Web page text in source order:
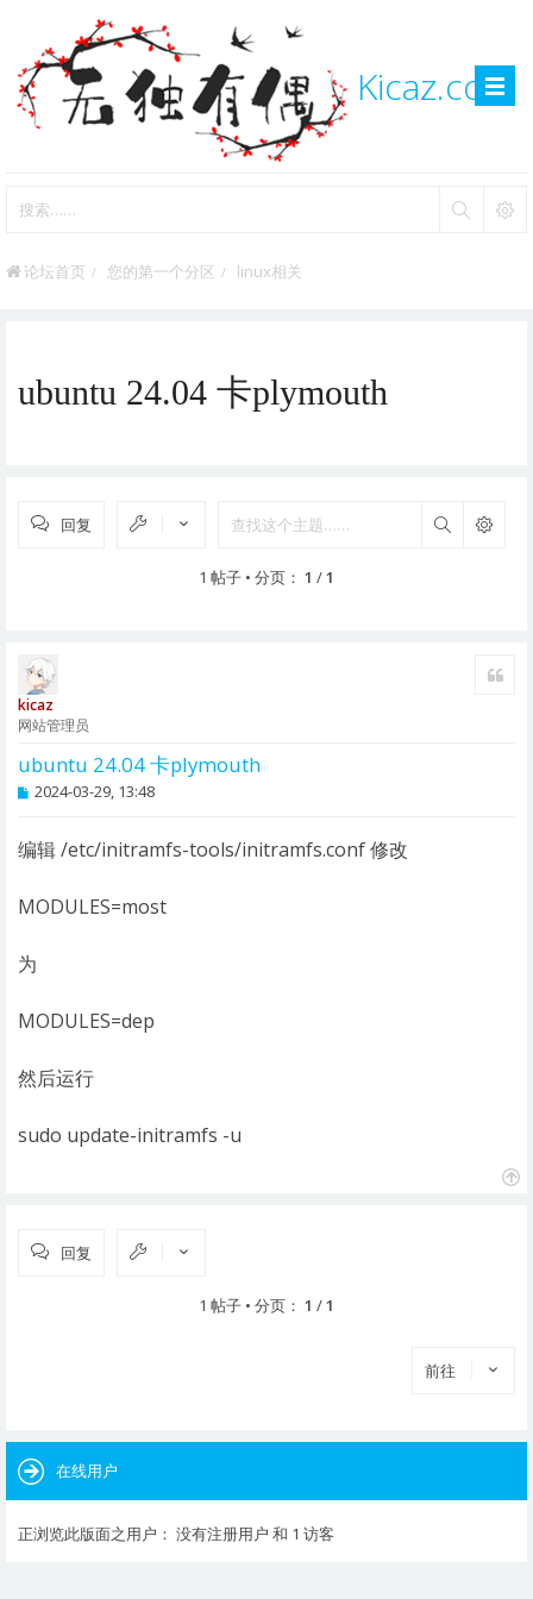
Kicaz.com
论坛首页 您的第一个分区 linux相关
ubuntu 24.04 卡plymouth
回复 搜索
1 帖子 • 分页： 1 /1
kicaz
网站管理员
ubuntu 24.04 卡plymouth
帖
2024-03-29, 13:48
编辑 /etc/initramfs-tools/initramfs.conf 修改
MODULES=most
为
MODULES=dep
然后运行
sudo update-initramfs -u
回复
1 帖子 • 分页： 1 /1
前往
在线用户
正浏览此版面之用户： 没有注册用户 和 1 访客